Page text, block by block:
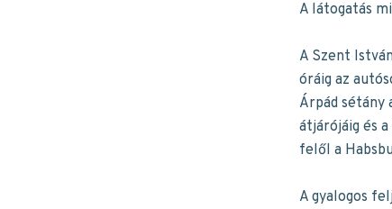
A látogatás
A Szent
óráig az
Árpád sétány
átjárójáig és
felől a
A gyalogos